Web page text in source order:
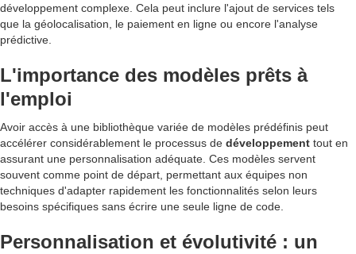
développement complexe. Cela peut inclure l'ajout de services tels
que la géolocalisation, le paiement en ligne ou encore l'analyse
prédictive.
L'importance des modèles prêts à
l'emploi
Avoir accès à une bibliothèque variée de modèles prédéfinis peut
accélérer considérablement le processus de développement tout en
assurant une personnalisation adéquate. Ces modèles servent
souvent comme point de départ, permettant aux équipes non
techniques d'adapter rapidement les fonctionnalités selon leurs
besoins spécifiques sans écrire une seule ligne de code.
Personnalisation et évolutivité : un